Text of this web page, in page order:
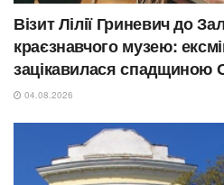
Візит Лілії Гриневич до
краєзнавчого музею:
зацікавилася спадщиною
04.08.2026